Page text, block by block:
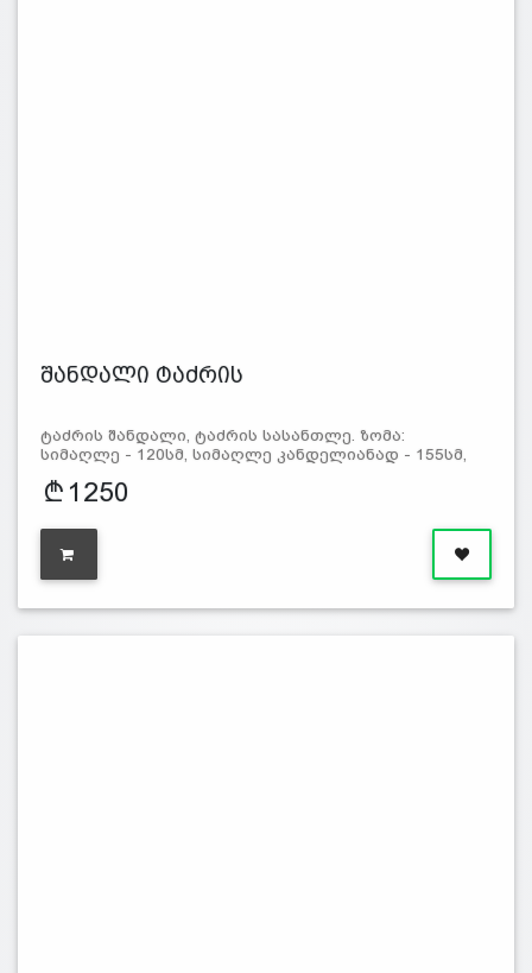
შანდალი ტაძრის
ტაძრის შანდალი, ტაძრის სასანთლე. ზომა:
სიმაღლე - 120სმ, სიმაღლე კანდელიანად - 155სმ,
1250